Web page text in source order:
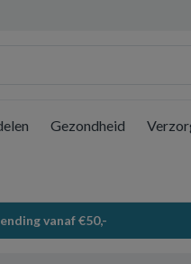
Gezondheid
vanaf €50,-